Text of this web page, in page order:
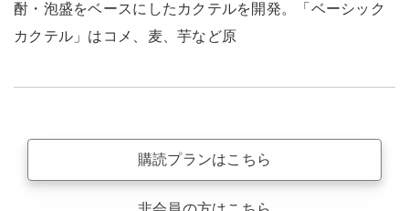
酎・泡盛をベースにしたカクテルを開発。「ベーシック
カクテル」はコメ、麦、芋など原
購読プランはこちら